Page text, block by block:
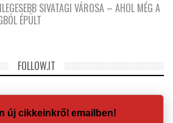
SIVATAGI VÁROSA – AHOL MÉG A
ÉPÜLT
FOLLOW.IT
új cikkeinkről emailben!